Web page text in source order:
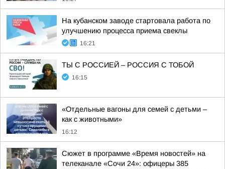
На кубанском заводе стартовала работа по
улучшению процесса приема свеклы
16:21
ТЫ С РОССИЕЙ – РОССИЯ С ТОБОЙ
16:15
«Отдельные вагоны для семей с детьми –
как с животными»
16:12
Сюжет в программе «Время новостей» на
телеканале «Сочи 24»: офицеры 385